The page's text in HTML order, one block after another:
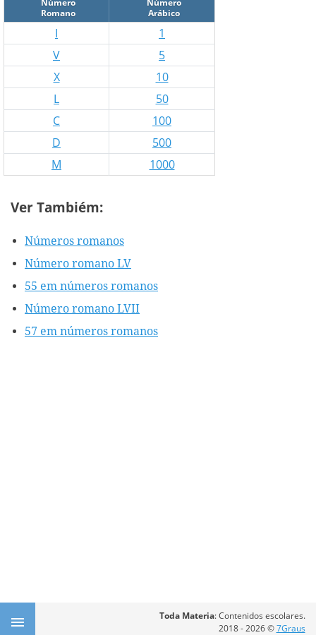
Número
Romano
Número
Arábico
I
1
V
5
X
10
L
50
C
100
D
500
M
1000
Ver Tambiém:
Números romanos
Número romano LV
55 em números romanos
Número romano LVII
57 em números romanos
Toda Materia: Contenidos escolares.
2018 - 2026 ©7Graus